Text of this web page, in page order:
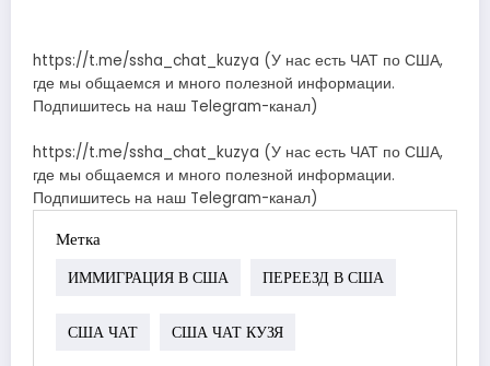
https://t.me/ssha_chat_kuzya (У нас есть ЧАТ по США,
где мы общаемся и много полезной информации.
Подпишитесь на наш Telegram-канал)
https://t.me/ssha_chat_kuzya (У нас есть ЧАТ по США,
где мы общаемся и много полезной информации.
Подпишитесь на наш Telegram-канал)
Метка
ИММИГРАЦИЯ В США ПЕРЕЕЗД В США
США ЧАТ США ЧАТ КУЗЯ